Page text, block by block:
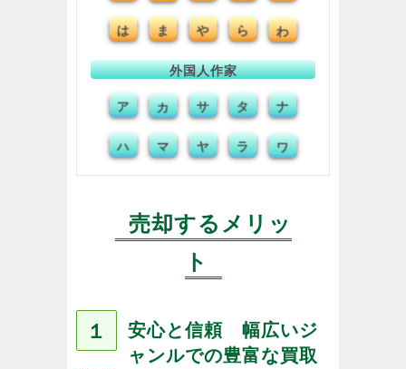
は ま や ら わ
外国人作家
ア カ サ タ ナ
ハ マ ヤ ラ ワ
売却するメリッ
ト
１
安心と信頼 幅広いジ
ャンルでの豊富な買取